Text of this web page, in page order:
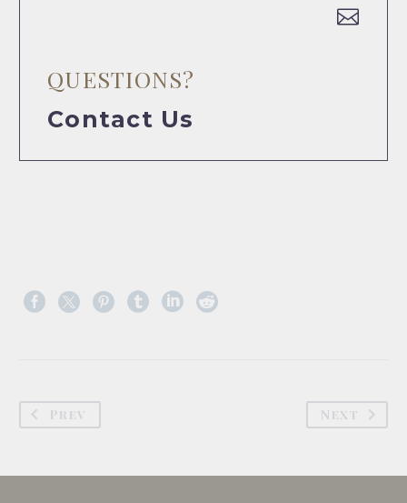


QUESTIONS?
Contact Us
Prev Next